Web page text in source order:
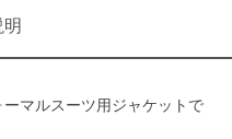
マルスーツ用ジャケットで